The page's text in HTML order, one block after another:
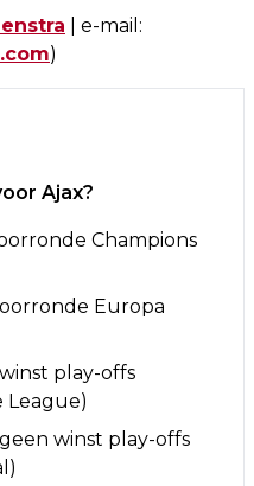
| e-mail:
)
Ajax?
Champions
Europa
play-offs
League)
winst play-offs